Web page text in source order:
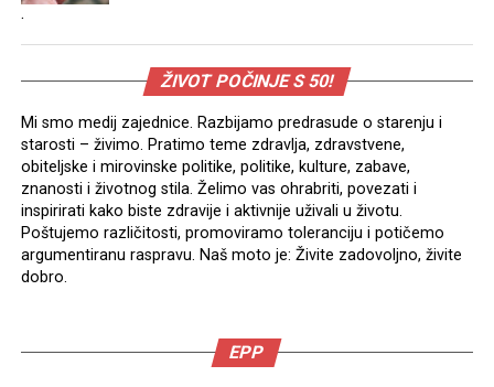
.
ŽIVOT POČINJE S 50!
Mi smo medij zajednice. Razbijamo predrasude o starenju i
starosti – živimo. Pratimo teme zdravlja, zdravstvene,
obiteljske i mirovinske politike, politike, kulture, zabave,
znanosti i životnog stila. Želimo vas ohrabriti, povezati i
inspirirati kako biste zdravije i aktivnije uživali u životu.
Poštujemo različitosti, promoviramo toleranciju i potičemo
argumentiranu raspravu. Naš moto je: Živite zadovoljno, živite
dobro.
EPP